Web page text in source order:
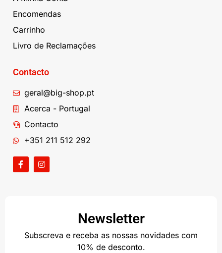
Encomendas
Carrinho
Livro de Reclamações
Contacto
geral@big-shop.pt
Acerca - Portugal
Contacto
+351 211 512 292
Newsletter
Subscreva e receba as nossas novidades com
10% de desconto.